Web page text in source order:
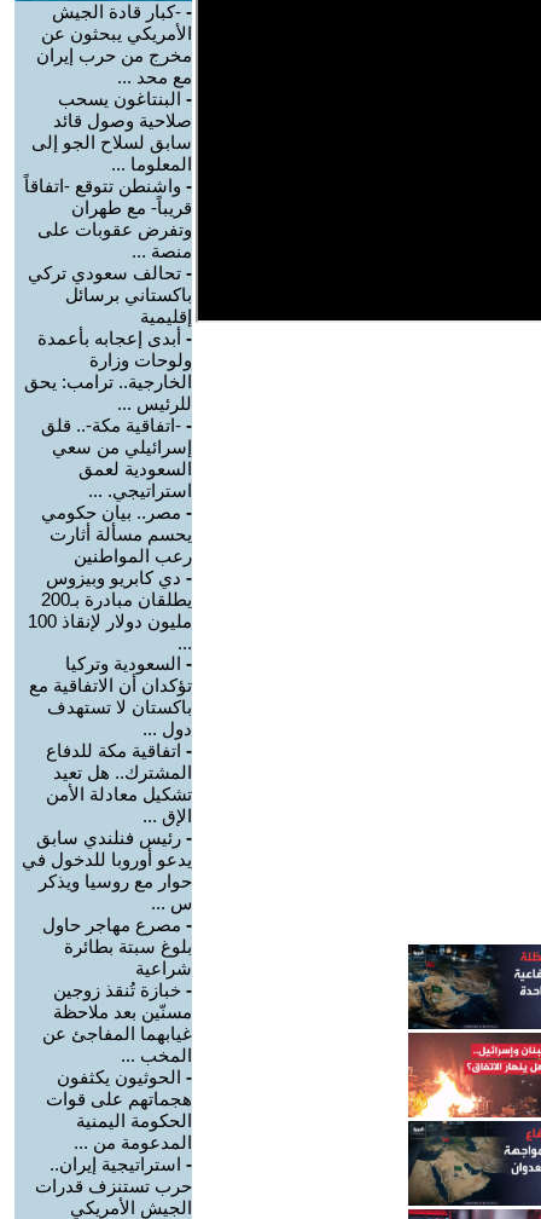
- -كبار قادة الجيش
الأمريكي يبحثون عن
مخرج من حرب إيران
مع محد ...
- البنتاغون يسحب
صلاحية وصول قائد
سابق لسلاح الجو إلى
المعلوما ...
- واشنطن تتوقع -اتفاقاً
قريباً- مع طهران
وتفرض عقوبات على
منصة ...
- تحالف سعودي تركي
باكستاني برسائل
إقليمية
- أبدى إعجابه بأعمدة
ولوحات وزارة
الخارجية.. ترامب: يحق
للرئيس ...
- -اتفاقية مكة-.. قلق
إسرائيلي من سعي
السعودية لعمق
استراتيجي. ...
- مصر.. بيان حكومي
يحسم مسألة أثارت
رعب المواطنين
- دي كابريو وبيزوس
يطلقان مبادرة بـ200
مليون دولار لإنقاذ 100
...
- السعودية وتركيا
تؤكدان أن الاتفاقية مع
باكستان لا تستهدف
دول ...
- اتفاقية مكة للدفاع
المشترك.. هل تعيد
تشكيل معادلة الأمن
الإق ...
- رئيس فنلندي سابق
يدعو أوروبا للدخول في
حوار مع روسيا ويذكر
س ...
- مصرع مهاجر حاول
بلوغ سبتة بطائرة
شراعية
- خبازة تُنقذ زوجين
مسنّين بعد ملاحظة
غيابهما المفاجئ عن
المخب ...
- الحوثيون يكثفون
هجماتهم على قوات
الحكومة اليمنية
المدعومة من ...
- استراتيجية إيران..
حرب تستنزف قدرات
الجيش الأمريكي